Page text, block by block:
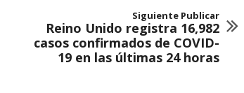
Siguiente Publicar
Reino Unido registra 16,982
casos confirmados de COVID-
19 en las últimas 24 horas